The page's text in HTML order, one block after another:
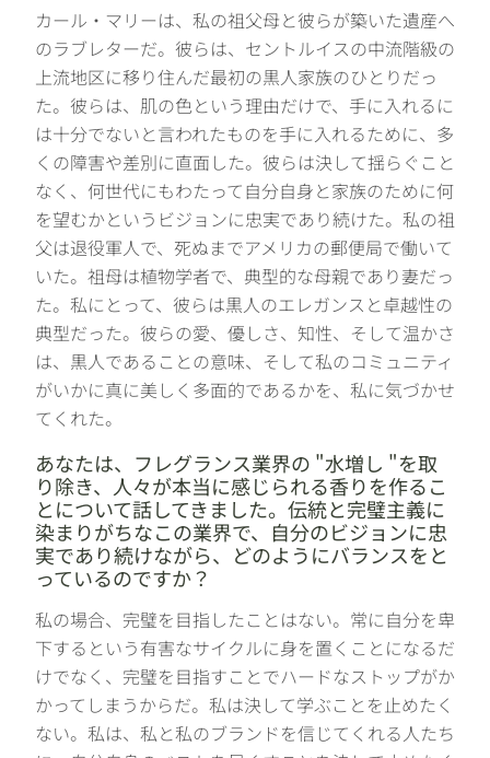
カール・マリーは、私の祖父母と彼らが築いた遺産へ
のラブレターだ。彼らは、セントルイスの中流階級の
上流地区に移り住んだ最初の黒人家族のひとりだっ
た。彼らは、肌の色という理由だけで、手に入れるに
は十分でないと言われたものを手に入れるために、多
くの障害や差別に直面した。彼らは決して揺らぐこと
なく、何世代にもわたって自分自身と家族のために何
を望むかというビジョンに忠実であり続けた。私の祖
父は退役軍人で、死ぬまでアメリカの郵便局で働いて
いた。祖母は植物学者で、典型的な母親であり妻だっ
た。私にとって、彼らは黒人のエレガンスと卓越性の
典型だった。彼らの愛、優しさ、知性、そして温かさ
は、黒人であることの意味、そして私のコミュニティ
がいかに真に美しく多面的であるかを、私に気づかせ
てくれた。
あなたは、フレグランス業界の "水増し "を取
り除き、人々が本当に感じられる香りを作るこ
とについて話してきました。伝統と完璧主義に
染まりがちなこの業界で、自分のビジョンに忠
実であり続けながら、どのようにバランスをと
っているのですか？
私の場合、完璧を目指したことはない。常に自分を卑
下するという有害なサイクルに身を置くことになるだ
けでなく、完璧を目指すことでハードなストップがか
かってしまうからだ。私は決して学ぶことを止めたく
ない。私は、私と私のブランドを信じてくれる人たち